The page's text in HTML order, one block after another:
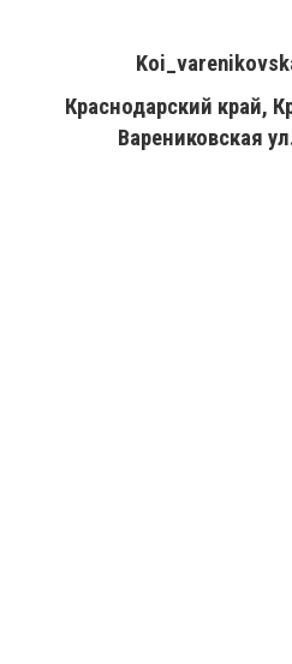
Краснодарский край,
Варениковская